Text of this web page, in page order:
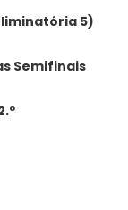
5)
Semifinais